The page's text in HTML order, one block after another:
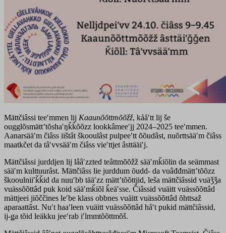
Mättčiâssi teeʹmmen lij Kaaunõõttmõõžž, kååʹtt lij še
ougglõsmättʼtõshaʹŋǩǩõõzz lookkâmeeʹjj 2024–2025 teeʹmmen.
Aanarsääʹm čiâss iištât škooulâst pulpeeʹtt õõudâst, nuõrttsääʹm čiâss
maatkčet da tâʹvvsääʹm čiâss vieʹttjet âsttääiʹj.
Mättčiâssi jurddjen lij lââʹzzted teâttmõõžž sääʹmǩiõlin da seämmast
sääʹm kulttuurâst. Mättčiâss lie jurddum õudd- da vuâđđmättʼtõõzz
škooulniiʹǩǩid da nuuʹbb tääʹzz mättʼtõõttjid, leša mättčiâssid vuäǯǯa
vuässõõttâd puk koid sääʹmǩiõl ǩeäʹsse. Čiâssid vuäitt vuässõõttâd
mättjeei jiõččines leʹbe klass obbnes vuäitt vuässõõttâd õhttsaž
aparaattâst. Nuʹt haaʹleen vuäitt vuässõõttâd håʹt pukid mättčiâssid,
ij-ǥa tõid leäkku jeeʹrab iʹlmmtõõttmõš.